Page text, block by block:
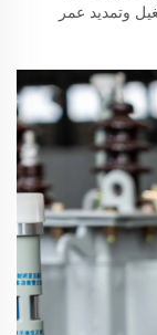
وتمديد عمر